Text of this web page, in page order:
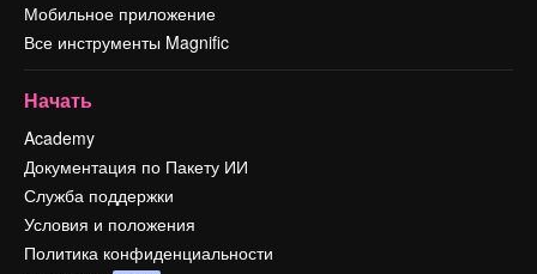
Мобильное приложение
Все инструменты Magnific
Начать
Academy
Документация по Пакету ИИ
Служба поддержки
Условия и положения
Политика конфиденциальности